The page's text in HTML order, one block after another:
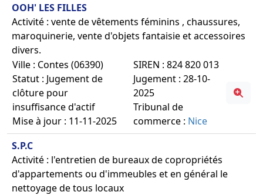
OOH' LES FILLES
Activité : vente de vêtements féminins , chaussures,
maroquinerie, vente d'objets fantaisie et accessoires
divers.
Ville : Contes (06390)
Statut : Jugement de
clôture pour
insuffisance d'actif
Mise à jour : 11-11-2025
SIREN : 824 820 013
Jugement : 28-10-
2025
Tribunal de
commerce : Nice
S.P.C
Activité : l'entretien de bureaux de copropriétés
d'appartements ou d'immeubles et en général le
nettoyage de tous locaux